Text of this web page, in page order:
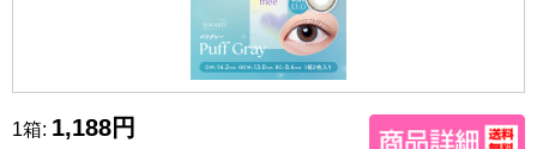
1箱: 1,188円